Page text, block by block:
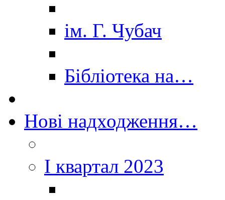
ім. Г. Чубач
Бібліотека на…
Нові надходження…
I квартал 2023